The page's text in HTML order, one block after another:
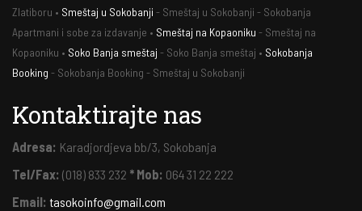
Zlatiboru • Smeštaj u Sokobanji - Smeštaj u Sokobanji - Sokobanja
Apartmani i sobe za izdavanje • Smeštaj na Kopaoniku - Smeštaj na
Kopaoniku • Soko Banja smeštaj - Soko Banja smeštaj • Sokobanja
Booking - Sokobanja Booking - Smeštaj u Sokobanji
Kontaktirajte nas
Adresa: Karadjordjeva bb/3, Sokobanja
Tel/Fax: (018) 833 232 * Mob: 064 31 22 222
Email: tasokoinfo@gmail.com